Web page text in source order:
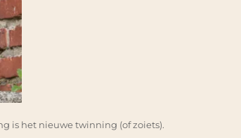
is het nieuwe twinning (of zoiets).